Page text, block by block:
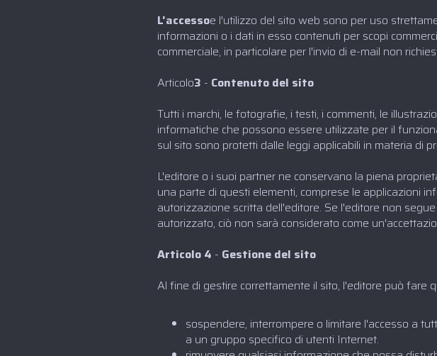
‍L'accessoe l'utilizzo del sito web sono per uso
informazioni o i dati in esso contenuti per scopi
commerciale, in particolare per l'invio di e-mail non
‍Articolo3 - Contenuto del sito
Tutti i marchi, le fotografie, i testi, i commenti, le
informatiche che possono essere utilizzate per il
sul sito sono protetti dalle leggi applicabili in materia di
L'editore o i suoi partner ne conservano la piena
una parte di questi elementi, comprese le applicazioni
autorizzazione scritta dell'editore. Se l'editore non
autorizzato, ciò non sarà considerato come
Articolo 4 - Gestione del sito
Al fine di gestire correttamente il sito, l'editore può fare
sospendere, interrompere o limitare l'accesso a
a un gruppo specifico di utenti Internet.